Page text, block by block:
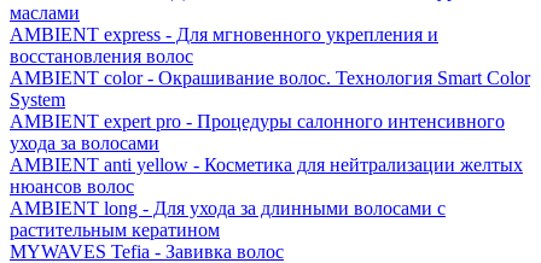
маслами
AMBIENT express - Для мгновенного укрепления и
восстановления волос
AMBIENT color - Окрашивание волос. Технология Smart Color
System
AMBIENT expert pro - Процедуры салонного интенсивного
ухода за волосами
AMBIENT anti yellow - Косметика для нейтрализации желтых
нюансов волос
AMBIENT long - Для ухода за длинными волосами с
растительным кератином
MYWAVES Tefia - Завивка волос